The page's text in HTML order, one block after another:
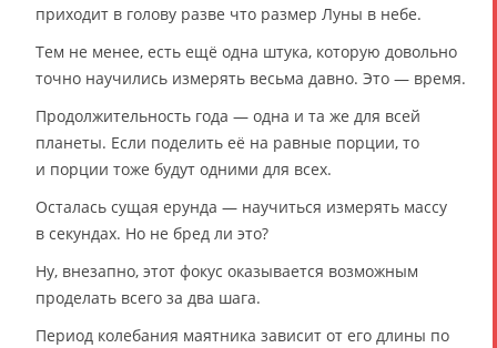
приходит в голову разве что размер Луны в небе.
Тем не менее, есть ещё одна штука, которую довольно
точно научились измерять весьма давно. Это — время.
Продолжительность года — одна и та же для всей
планеты. Если поделить её на равные порции, то
и порции тоже будут одними для всех.
Осталась сущая ерунда — научиться измерять массу
в секундах. Но не бред ли это?
Ну, внезапно, этот фокус оказывается возможным
проделать всего за два шага.
Период колебания маятника зависит от его длины по